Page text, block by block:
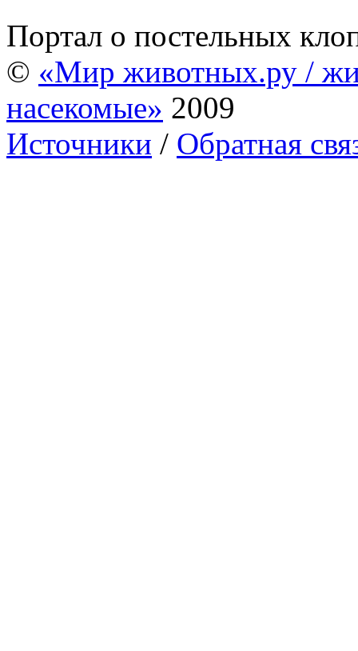
Портал о постельных
© «Мир животных.ру /
насекомые» 2009
Источники / Обратная